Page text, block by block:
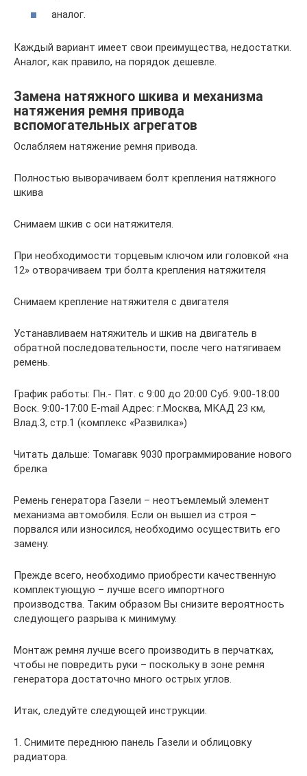
аналог.
Каждый вариант имеет свои преимущества, недостатки.
Аналог, как правило, на порядок дешевле.
Замена натяжного шкива и механизма
натяжения ремня привода
вспомогательных агрегатов
Ослабляем натяжение ремня привода.
Полностью выворачиваем болт крепления натяжного
шкива
Снимаем шкив с оси натяжителя.
При необходимости торцевым ключом или головкой «на
12» отворачиваем три болта крепления натяжителя
Снимаем крепление натяжителя с двигателя
Устанавливаем натяжитель и шкив на двигатель в
обратной последовательности, после чего натягиваем
ремень.
График работы: Пн.- Пят. с 9:00 до 20:00 Суб. 9:00-18:00
Воск. 9:00-17:00 E-mail Адрес: г.Москва, МКАД 23 км,
Влад.3, стр.1 (комплекс «Развилка»)
Читать дальше: Томагавк 9030 программирование нового
брелка
Ремень генератора Газели – неотъемлемый элемент
механизма автомобиля. Если он вышел из строя –
порвался или износился, необходимо осуществить его
замену.
Прежде всего, необходимо приобрести качественную
комплектующую – лучше всего импортного
производства. Таким образом Вы снизите вероятность
следующего разрыва к минимуму.
Монтаж ремня лучше всего производить в перчатках,
чтобы не повредить руки – поскольку в зоне ремня
генератора достаточно много острых углов.
Итак, следуйте следующей инструкции.
1. Снимите переднюю панель Газели и облицовку
радиатора.